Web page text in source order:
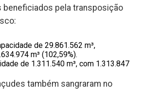
beneficiados pela transposição
de 29.861.562 m³,
m³ (102,59%).
de 1.311.540 m³, com 1.313.847
também sangraram no